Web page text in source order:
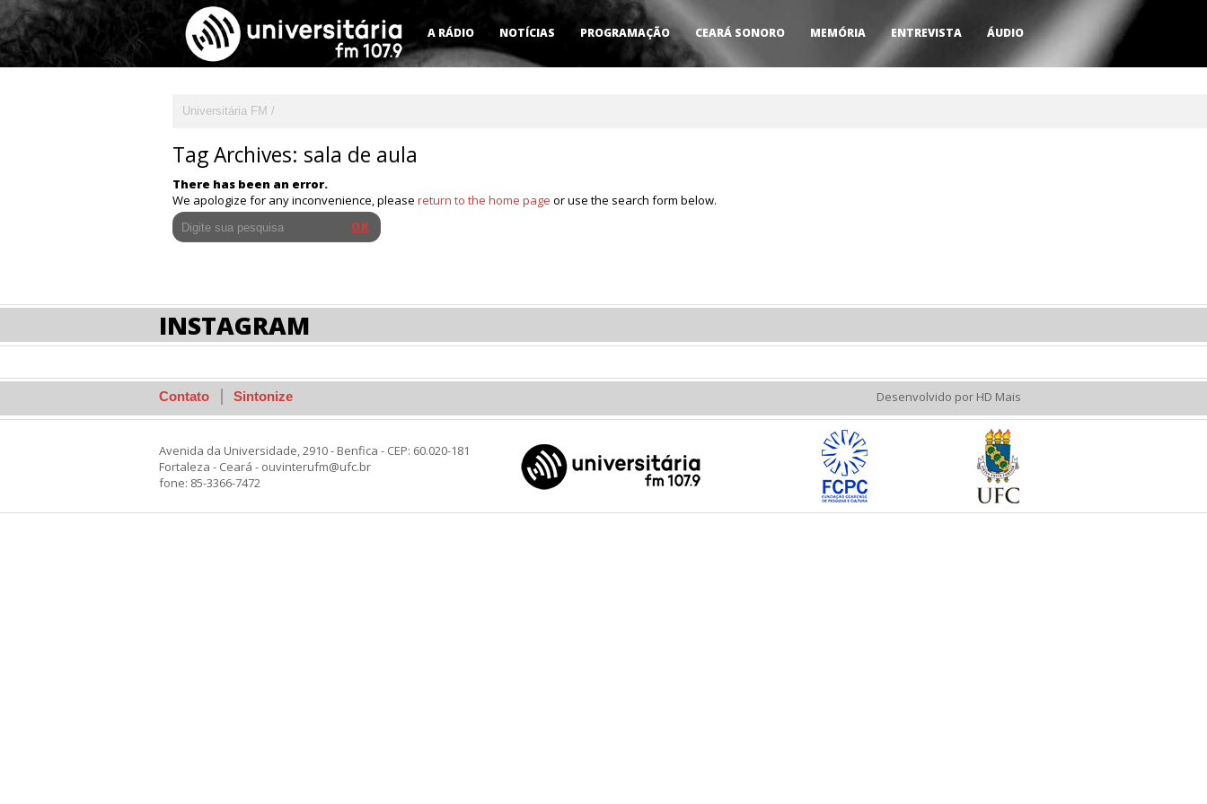
A RÁDIO NOTÍCIAS PROGRAMAÇÃO CEARÁ SONORO MEMÓRIA ENTREVISTA ÁUDIO
Universitária FM
Tag Archives: sala de aula
There has been an error.
We apologize for any inconvenience, please return to the home page or use the search form below.
INSTAGRAM
Contato Sintonize Desenvolvido por HD Mais
Avenida da Universidade, 2910 - Benfica - CEP: 60.020-181
Fortaleza - Ceará - ouvinterufm@ufc.br
fone: 85-3366-7472